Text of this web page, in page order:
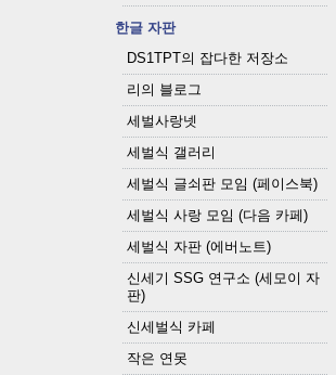
한글 자판
DS1TPT의 잡다한 저장소
리의 블로그
세벌사랑넷
세벌식 갤러리
세벌식 글쇠판 모임 (페이스북)
세벌식 사랑 모임 (다음 카페)
세벌식 자판 (에버노트)
신세기 SSG 연구소 (세모이 자
판)
신세벌식 카페
작은 연못